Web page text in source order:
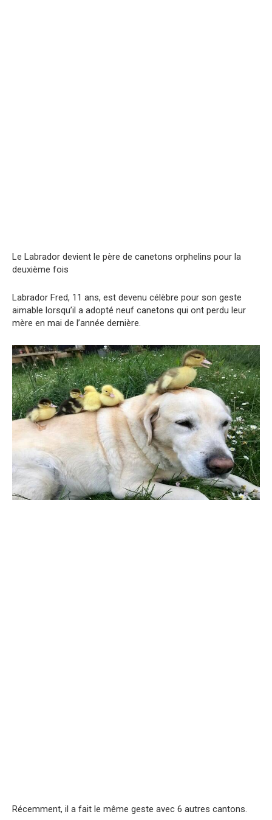
Le Labrador devient le père de canetons orphelins pour la
deuxième fois
Labrador Fred, 11 ans, est devenu célèbre pour son geste
aimable lorsqu’il a adopté neuf canetons qui ont perdu leur
mère en mai de l’année dernière.
Récemment, il a fait le même geste avec 6 autres cantons.